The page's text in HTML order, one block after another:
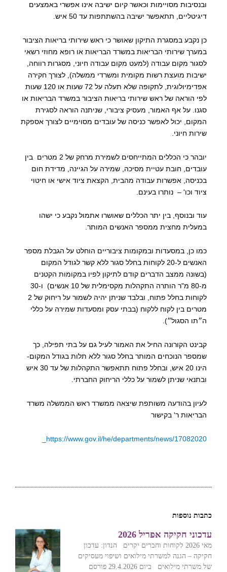
ובנסיבות מסויימות וכאשר קיום ישיבה אינו אפשרי באמצעים
דיגיטליים, תתאפשר ישיבה בהשתתפות עד 50 איש.
כן נקבע במסגרת התיקון שאושר כי ראש שירותי בריאות הציבור
במערך שירותי הבריאות במשרד הבריאות או רופא מחוזי רשאי
לסגור מקום עבודה (למעט מקום עבודה חיוני, מסגרות רווחה,
ישיבות מועצת רשות מקומית ומשרדי ממשלה), לצורך חקירה
אפדימיולוגית, לתקופה שלא תעלה על 72 שעות או 120 שעות
לפי הוראה של ראש שירותי בריאות הציבור במשרד הבריאות או
סגנו. על אף האמור, מעסיק ציבורי, שניתנה הוראה לסגירת
המקום, יכול לאפשר כניסה של עובדים מסוימיים לצורך אספקת
שירות חיוני.
יובהר כי הכללים המתייחסים לשמירת מרחק של 2 מטרים בין
עובדים, חובת עטיית מסיכה, שמירה על הגיינה, מדידת חום
בכניסה, אפשרות עבודה מהבית, הקצאת ציוד אישי או חיטוי
ציוד וכו' – נותרו בעינם.
עוד ובנוסף, בין יתר הכללים שאושרו אתמול נקבע כי ישהו
במעלית מחצית ממספר האנשים המותר.
כמו כן, במסעדות ובמקומות ציבוריים הוחלט על הגבלת מספר
האנשים ל-20 לקוחות בחלל סגור ללא קשר לגודל המקום
(בשונה ממצב הדברים קודם לתיקון לפיו במקומות הקטנים
מ-80 מ"ר הותרה התקהלות מקסימלית של 10 אנשים) ו-30
לקוחות בחלל פתוח, ובלבד שניתן יהיה לשמור על ריחוק של 2
מטרים בין לקוח ללקוח (בבתי עסק ומסעדות שמירה על כללי
ה״תו הסגול״).
קבינט הקורונה החיל את האמור לעיל גם על בתי תפילה, כך
שמספר הנוכחים המותר בחלל סגור ללא תלות בגודל המקום-
הינו 20 איש, ובחלל פתוח תתאפשר התקהלות של עד 30 איש
ובתנאי שניתן לשמור על כללי הריחוק החברתי.
לעיון בהודעה משותפת שיצאה ממשרד ראש הממשלה משרד
הבריאות ר' בקישור
https://www.gov.il/he/departments/news/17082020_
כתבות נוספות
עדכוני חקיקה אפריל 2026
מאי 2026 לקוחות וחברים יקרים הנדון: עדכון
חקיקה – הגנה למשרתי מילואים ושיפוי מעסיקים
של משרתי מילואים ביום 29.4.2026 פורסם